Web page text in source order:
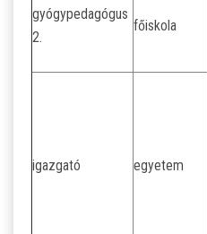
gyógypedagógus
2.
főiskola
igazgató egyetem